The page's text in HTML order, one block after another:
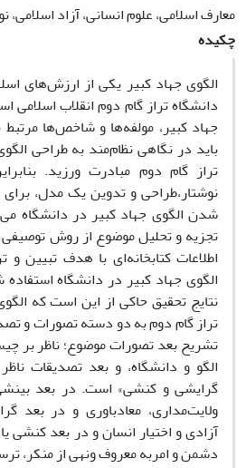
معارف اسلامی، علوم انسانی، آزاد اسلامی،
چکیده
الگوی جهاد کبیر یکی از ارزش‌های
دانشگاه تراز گام دوم انقلاب اسلامی
جهاد کبیر، مولفه‌ها و شاخص‌ها
باید در نگاهی نظام‌مند به طراحی
تراز گام دوم مبادرت ورزید.
نوشتار،طراحی و تدوین یک مدل،
شدن الگوی جهاد کبیر در دانشگاه
تجزیه و تحلیل موضوع از روش‌
اطلاعات کتابخانه‌ای با هدف تبیین و
الگوی جهاد کبیر در دانشگاه
نتایج تحقیق حاکی از این است که
تراز گام دوم به دو دسته تصورات و
تشریح بعد تصورات موضوع؛ ناظر بر
الگو و دانشگاه، و بعد تصدیقات
گرایشی و کنشی» است. در بعد
ولایت‌مداری، معادباوری و در بعد
آزادی و اختیار انسان و در بعد کنشی
دشمن و امربه معروف ونهی از منکر،